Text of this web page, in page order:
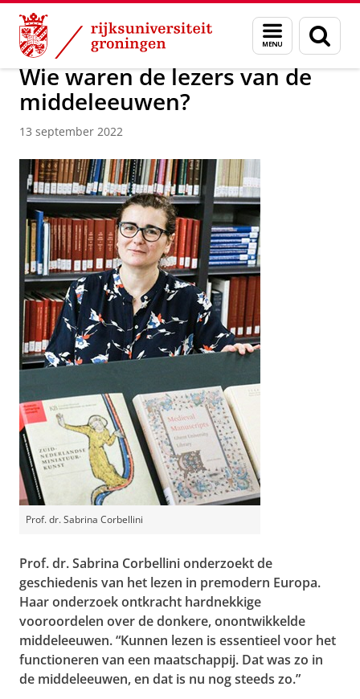
Skip
Content
Skip
Navigation
Menu
en
zoeken
Over ons Actueel Nieuws Nieuwsberichten
Wie waren de lezers van de
middeleeuwen?
13 september 2022
Prof. dr. Sabrina Corbellini
Prof. dr. Sabrina Corbellini onderzoekt de
geschiedenis van het lezen in premodern Europa.
Haar onderzoek ontkracht hardnekkige
vooroordelen over de donkere, onontwikkelde
middeleeuwen. “Kunnen lezen is essentieel voor het
functioneren van een maatschappij. Dat was zo in
de middeleeuwen, en dat is nu nog steeds zo.”